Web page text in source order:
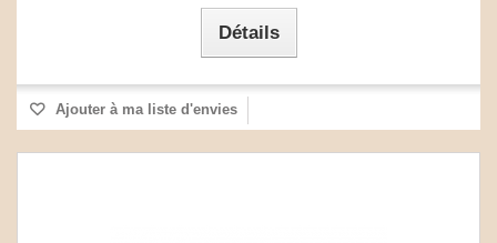
Détails
Ajouter à ma liste d'envies